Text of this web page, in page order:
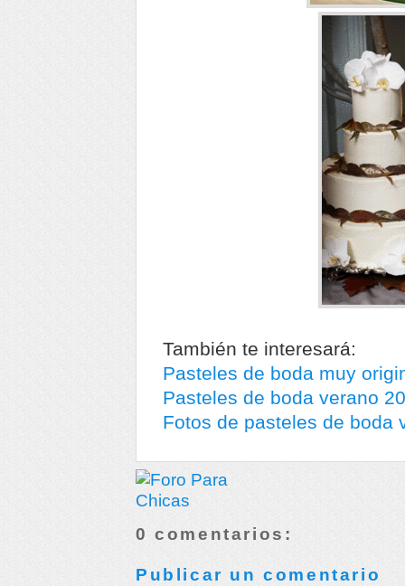
También te interesará:
Pasteles de boda muy
Pasteles de boda verano
Fotos de pasteles de boda
0 comentarios:
Publicar un comentario